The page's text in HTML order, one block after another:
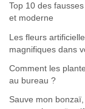
Top 10 des
et moderne
Les fleurs
magnifiques dans
Comment les
au bureau ?
Sauve mon